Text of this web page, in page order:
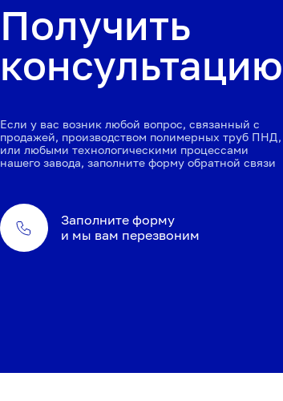
Получить
консультацию
Если у вас возник любой вопрос, связанный с
продажей, производством полимерных труб ПНД,
или любыми технологическими процессами
нашего завода, заполните форму обратной связи
Заполните форму
и мы вам перезвоним